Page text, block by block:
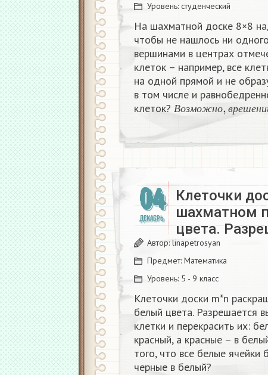
Уровень: студенческий
На шахматной доске 8×8
чтобы не нашлось ни
вершинами в центрах
клеток – например, все
на одной прямой и не
в том числе и
клеток?
В о зм о ж н о вре шен и
Возможно,вреше
04
ДЕКАБРЬ
Клеточки
шахматном
цвета.
Автор: linapetrosyan
Предмет: Математика
Уровень: 5 - 9 класс
Клеточки доски m*n
белый цвета. Разрешается
клетки и перекрасить их:
красный, а красные – в
того, что все белые
черные в белый?